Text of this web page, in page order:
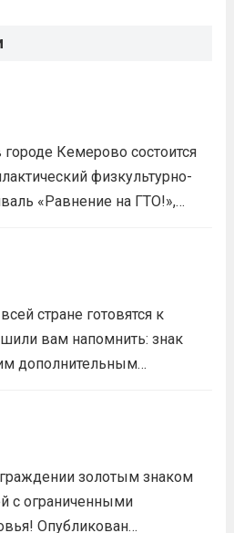
городе Кемерово состоится
физкультурно-
«Равнение на ГТО!»,
примут участие
этапа проектной
6 человек, 3 участника
стране готовятся к
вам напомнить: знак
дополнительным
абитуриентам
достижения — и знак
золотым знаком
с ограниченными
Опубликован